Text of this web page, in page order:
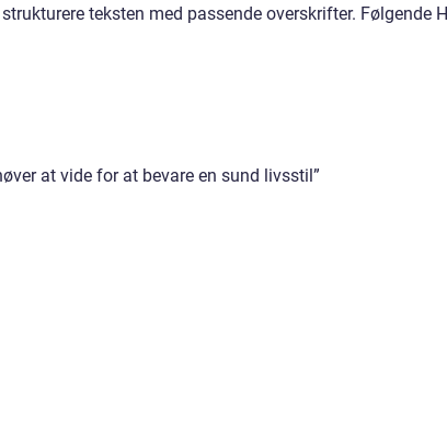
teksten med passende overskrifter. Følgende H
at vide for at bevare en sund livsstil”